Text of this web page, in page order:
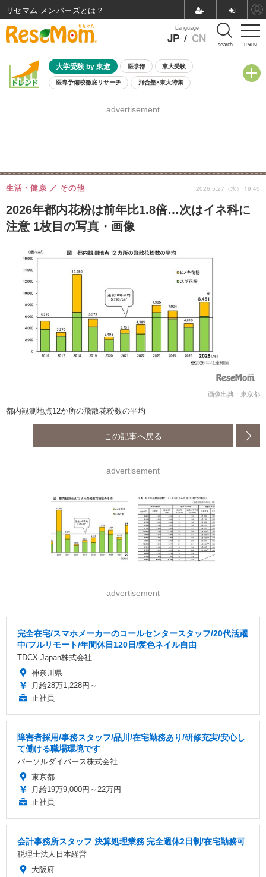
menu
Language
JP / CN search
大学受験 by 東進 医学部 東大受験
医専予備校徹底リサーチ 河合塾×東大特集
8月開催学校説明会・相談会
advertisement
2026年都内花粉は前年比1.8倍…次はイネ科に
注意 1枚目の写真・画像
生活・健康 その他 2026.5.27（水） 19:45
画像出典：東京都
都内観測地点12か所の飛散花粉数の平均
この記事へ戻る
advertisement
advertisement
完全在宅/スマホメーカーのコールセンタースタッフ/20代活躍
中/フルリモート/年間休日120日/髪色ネイル自由
TDCX Japan株式会社
神奈川県
月給28万1,228円～
正社員
障害者採用/事務スタッフ/品川/在宅勤務あり/研修充実/安心し
て働ける職場環境です
パーソルダイバース株式会社
東京都
月給19万9,000円～22万円
正社員
会計事務所スタッフ 決算処理業務 完全週休2日制/在宅勤務可
税理士法人日本経営
大阪府
リセマム メンバーズ